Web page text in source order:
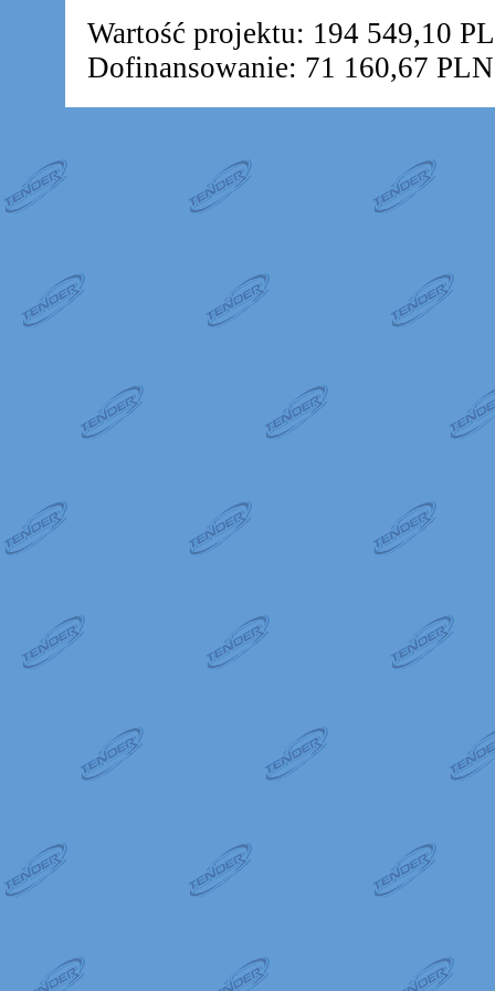
Wartość projektu: 194 549,10
Dofinansowanie: 71 160,67 PLN